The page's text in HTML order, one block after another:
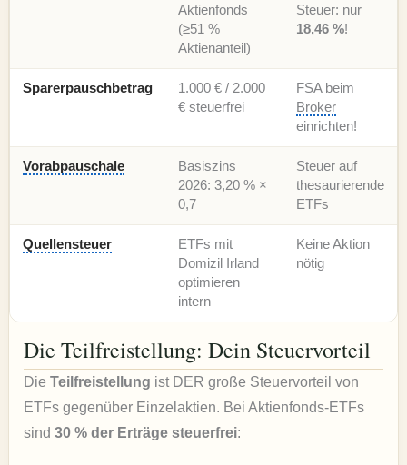
Aktienfonds
(≥51 %
Aktienanteil)
Steuer: nur
18,46 %!
Sparerpauschbetrag
1.000 € / 2.000
€ steuerfrei
FSA beim
Broker
einrichten!
Vorabpauschale
Basiszins
2026: 3,20 % ×
0,7
Steuer auf
thesaurierende
ETFs
Quellensteuer
ETFs mit
Domizil Irland
optimieren
intern
Keine Aktion
nötig
Die Teilfreistellung: Dein Steuervorteil
Die Teilfreistellung ist DER große Steuervorteil von
ETFs gegenüber Einzelaktien. Bei Aktienfonds-ETFs
sind 30 % der Erträge steuerfrei: